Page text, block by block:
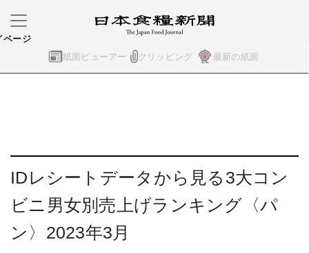
紙面ビューアー クリッピング 最新の紙面
ページ
IDレシートデータから見る3大コン
ビニ男女別売上げランキング〈パ
ン〉2023年3月